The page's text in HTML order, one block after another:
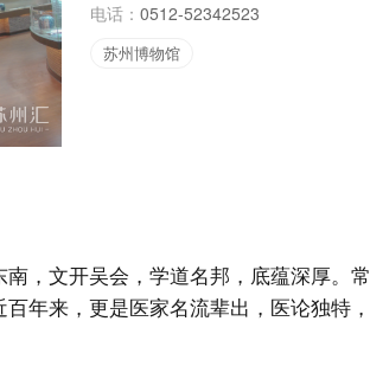
电话： 0512-52342523
苏州博物馆
，文开吴会，学道名邦，底蕴深厚。
年来，更是医家名流辈出，医论独特